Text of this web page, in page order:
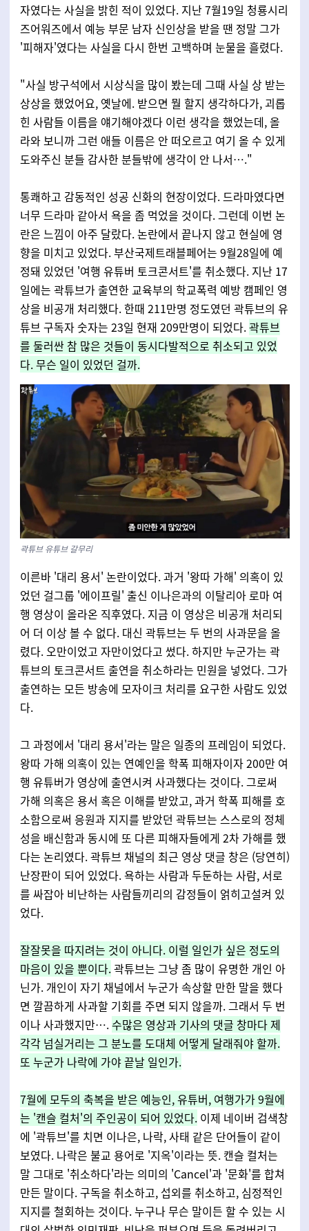
자였다는 사실을 밝힌 적이 있었다. 지난 7월19일 청룡시리
즈어워즈에서 예능 부문 남자 신인상을 받을 땐 정말 그가
'피해자'였다는 사실을 다시 한번 고백하며 눈물을 흘렸다.
"사실 방구석에서 시상식을 많이 봤는데 그때 사실 상 받는
상상을 했었어요, 옛날에. 받으면 뭘 할지 생각하다가, 괴롭
힌 사람들 이름을 얘기해야겠다 이런 생각을 했었는데, 올
라와 보니까 그런 애들 이름은 안 떠오르고 여기 올 수 있게
도와주신 분들 감사한 분들밖에 생각이 안 나서…."
통쾌하고 감동적인 성공 신화의 현장이었다. 드라마였다면
너무 드라마 같아서 욕을 좀 먹었을 것이다. 그런데 이번 논
란은 느낌이 아주 달랐다. 논란에서 끝나지 않고 현실에 영
향을 미치고 있었다. 부산국제트래블페어는 9월28일에 예
정돼 있었던 '여행 유튜버 토크콘서트'를 취소했다. 지난 17
일에는 곽튜브가 출연한 교육부의 학교폭력 예방 캠페인 영
상을 비공개 처리했다. 한때 211만명 정도였던 곽튜브의 유
튜브 구독자 숫자는 23일 현재 209만명이 되었다.곽튜브
를 둘러싼 참 많은 것들이 동시다발적으로 취소되고 있었
다. 무슨 일이 있었던 걸까.
곽튜브 유튜브 갈무리
이른바 '대리 용서' 논란이었다. 과거 '왕따 가해' 의혹이 있
었던 걸그룹 '에이프릴' 출신 이나은과의 이탈리아 로마 여
행 영상이 올라온 직후였다. 지금 이 영상은 비공개 처리되
어 더 이상 볼 수 없다. 대신 곽튜브는 두 번의 사과문을 올
렸다. 오만이었고 자만이었다고 썼다. 하지만 누군가는 곽
튜브의 토크콘서트 출연을 취소하라는 민원을 넣었다. 그가
출연하는 모든 방송에 모자이크 처리를 요구한 사람도 있었
다.
그 과정에서 '대리 용서'라는 말은 일종의 프레임이 되었다.
왕따 가해 의혹이 있는 연예인을 학폭 피해자이자 200만 여
행 유튜버가 영상에 출연시켜 사과했다는 것이다. 그로써
가해 의혹은 용서 혹은 이해를 받았고, 과거 학폭 피해를 호
소함으로써 응원과 지지를 받았던 곽튜브는 스스로의 정체
성을 배신함과 동시에 또 다른 피해자들에게 2차 가해를 했
다는 논리였다. 곽튜브 채널의 최근 영상 댓글 창은 (당연히)
난장판이 되어 있었다. 욕하는 사람과 두둔하는 사람, 서로
를 싸잡아 비난하는 사람들끼리의 감정들이 얽히고설켜 있
었다.
잘잘못을 따지려는 것이 아니다. 이럴 일인가 싶은 정도의
마음이 있을 뿐이다.곽튜브는 그냥 좀 많이 유명한 개인 아
닌가. 개인이 자기 채널에서 누군가 속상할 만한 말을 했다
면 깔끔하게 사과할 기회를 주면 되지 않을까. 그래서 두 번
이나 사과했지만….수많은 영상과 기사의 댓글 창마다 제
각각 넘실거리는 그 분노를 도대체 어떻게 달래줘야 할까.
또 누군가 나락에 가야 끝날 일인가.
7월에 모두의 축복을 받은 예능인, 유튜버, 여행가가 9월에
는 '캔슬 컬처'의 주인공이 되어 있었다.이제 네이버 검색창
에 '곽튜브'를 치면 이나은, 나락, 사태 같은 단어들이 같이
보였다. 나락은 불교 용어로 '지옥'이라는 뜻. 캔슬 컬처는
말 그대로 '취소하다'라는 의미의 'Cancel'과 '문화'를 합쳐
만든 말이다. 구독을 취소하고, 섭외를 취소하고, 심정적인
지지를 철회하는 것이다. 누구나 무슨 말이든 할 수 있는 시